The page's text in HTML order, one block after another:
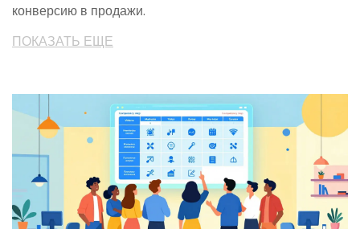
конверсию в продажи.
ПОКАЗАТЬ ЕЩЕ